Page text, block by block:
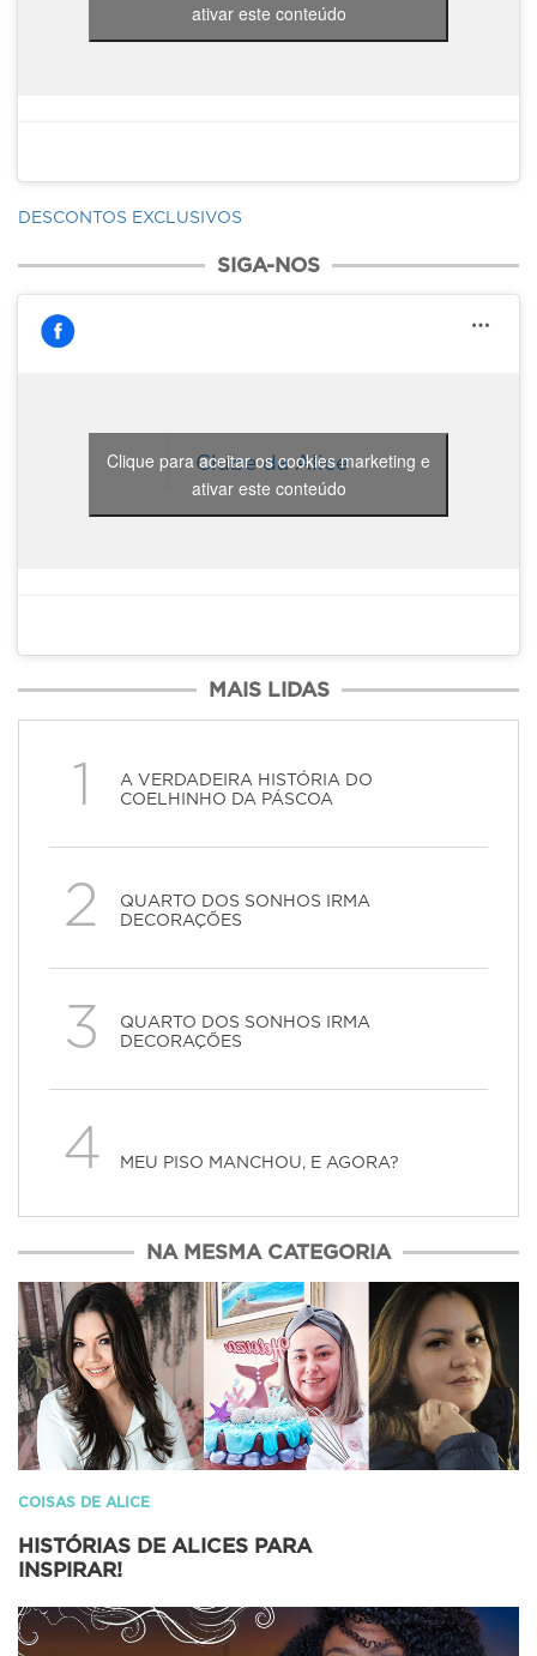
ativar este conteúdo
DESCONTOS EXCLUSIVOS
SIGA-NOS
Clube da Alice
Clique para aceitar os cookies marketing e
ativar este conteúdo
MAIS LIDAS
1
A VERDADEIRA HISTÓRIA DO
COELHINHO DA PÁSCOA
2
QUARTO DOS SONHOS IRMA
DECORAÇÕES
3
QUARTO DOS SONHOS IRMA
DECORAÇÕES
4 MEU PISO MANCHOU, E AGORA?
NA MESMA CATEGORIA
COISAS DE ALICE
HISTÓRIAS DE ALICES PARA
INSPIRAR!